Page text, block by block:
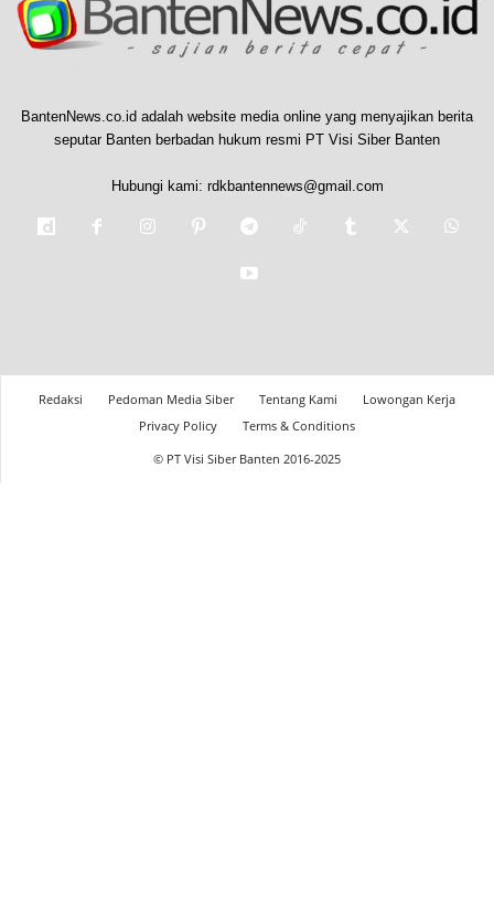
BantenNews.co.id adalah website media online yang menyajikan berita
seputar Banten berbadan hukum resmi PT Visi Siber Banten
Hubungi kami: rdkbantennews@gmail.com
Redaksi Pedoman Media Siber Tentang Kami
Lowongan Kerja
Privacy Policy
Terms & Conditions
© PT Visi Siber Banten 2016-2025